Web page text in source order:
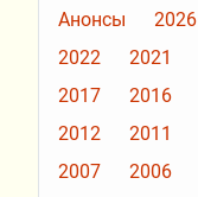
Анонсы 2026
2022
2021
2017
2016
2012
2011
2007
2006